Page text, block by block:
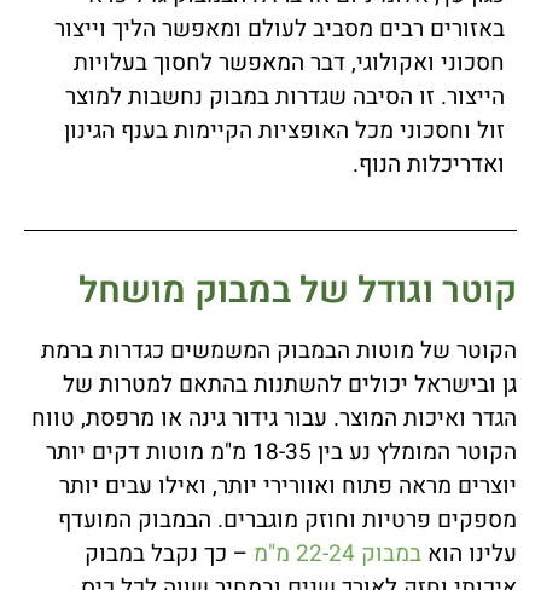
באזורים רבים מסביב לעולם ומאפשר הליך וייצור
חסכוני ואקולוגי, דבר המאפשר לחסוך בעלויות
הייצור. זו הסיבה שגדרות במבוק נחשבות למוצר
זול וחסכוני מכל האופציות הקיימות בענף הגינון
ואדריכלות הנוף.
קוטר וגודל של במבוק מושחל
הקוטר של מוטות הבמבוק המשמשים כגדרות ברמת
גן ובישראל יכולים להשתנות בהתאם למטרות של
הגדר ואיכות המוצר. עבור גידור גינה או מרפסת, טווח
הקוטר המומלץ נע בין 18-35 מ"מ מוטות דקים יותר
יוצרים מראה פתוח ואוורירי יותר, ואילו עבים יותר
מספקים פרטיות וחוזק מוגברים. הבמבוק המועדף
עלינו הוא במבוק 22-24 מ"מ
– כך נקבל במבוק